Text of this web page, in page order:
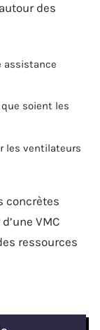
des
assistance
soient les
les ventilateurs
concrètes
VMC
ressources